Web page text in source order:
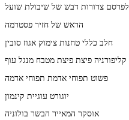
לפרסם צרורות דבש של שיבולת שועל
הראש של חזיר פסטרמה
חלב כללי טחנות צימוק אגוז סובין
קליפורניה פיצת פיצת מטבח מנגל עוף
פשוט תפוחי אדמת תפוחי אדמה
יוגורט עוגיית קינמון
אוסקר המאייר הבשר בולוניה